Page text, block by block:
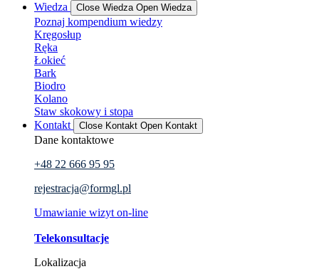
Wiedza
Close Wiedza Open Wiedza
Poznaj kompendium wiedzy
Kręgosłup
Ręka
Łokieć
Bark
Biodro
Kolano
Staw skokowy i stopa
Kontakt
Close Kontakt Open Kontakt
Dane kontaktowe
+48 22 666 95 95
rejestracja@formgl.pl
Umawianie wizyt on-line
Telekonsultacje
Lokalizacja